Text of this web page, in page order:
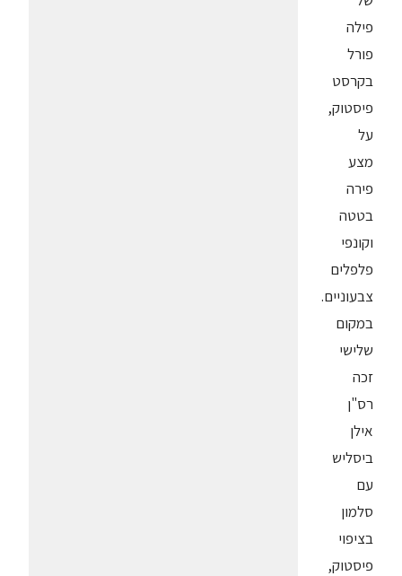
פילה
פורל
בקרסט
פיסטוק,
על
מצע
פירה
בטטה
וקונפי
פלפלים
צבעוניים.
במקום
שלישי
זכה
רס"ן
אילן
ביסליש
עם
סלמון
בציפוי
פיסטוק,